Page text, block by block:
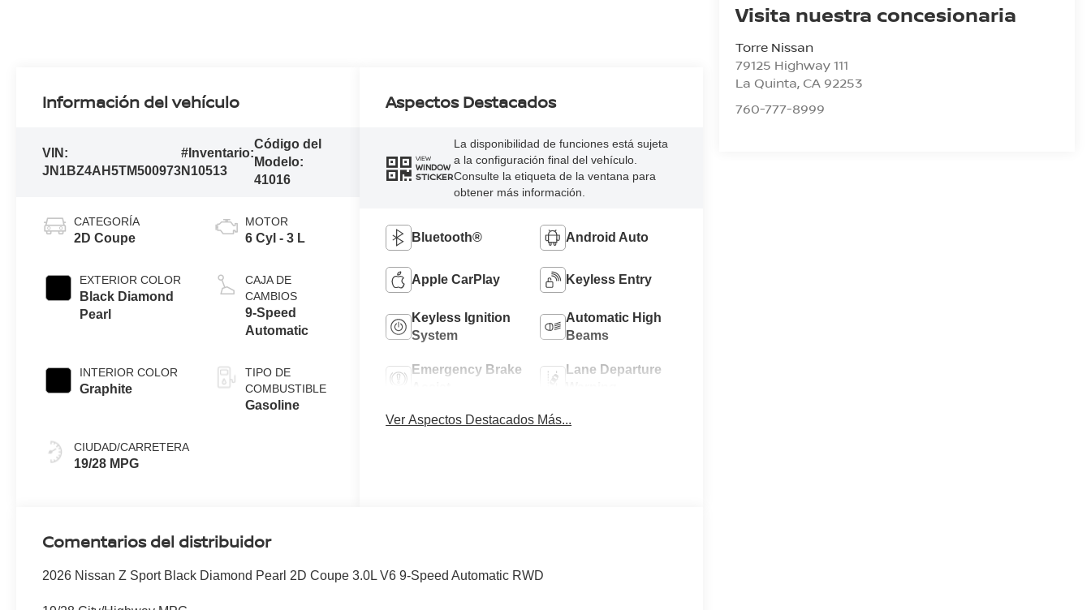
Visita nuestra concesionaria
Torre Nissan
79125 Highway 111
La Quinta, CA 92253
760-777-8999
Información del vehículo
VIN:
JN1BZ4AH5TM500973
#Inventario:
N10513
Código del
Modelo:
41016
CATEGORÍA
2D Coupe
EXTERIOR COLOR
Black Diamond
Pearl
INTERIOR COLOR
Graphite
CIUDAD/CARRETERA
19/28 MPG
MOTOR
6 Cyl - 3 L
CAJA DE
CAMBIOS
9-Speed
Automatic
TIPO DE
COMBUSTIBLE
Gasoline
Aspectos Destacados
VIEW
WINDOW
STICKER
La disponibilidad de funciones está sujeta
a la configuración final del vehículo.
Consulte la etiqueta de la ventana para
obtener más información.
Bluetooth® Android Auto
Apple CarPlay Keyless Entry
Keyless Ignition
System
Automatic High
Beams
Emergency Brake
Lane Departure
Ver Aspectos Destacados Más...
Comentarios del distribuidor
2026 Nissan Z Sport Black Diamond Pearl 2D Coupe 3.0L V6 9-Speed Automatic RWD